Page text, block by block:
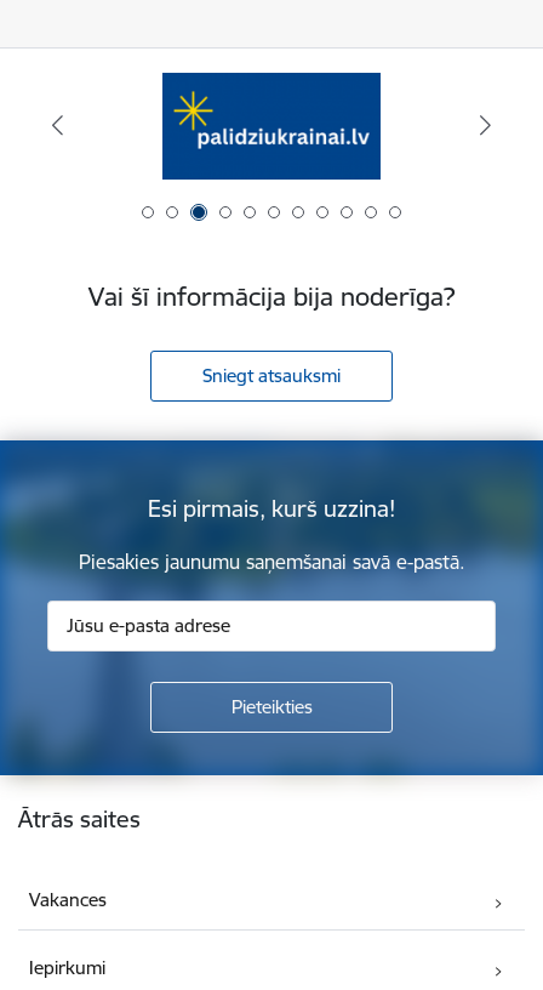
Vai šī informācija bija noderīga?
Sniegt atsauksmi
Esi pirmais, kurš uzzina!
Piesakies jaunumu saņemšanai savā e-pastā.
Kājene
Ātrās saites
Vakances
Iepirkumi